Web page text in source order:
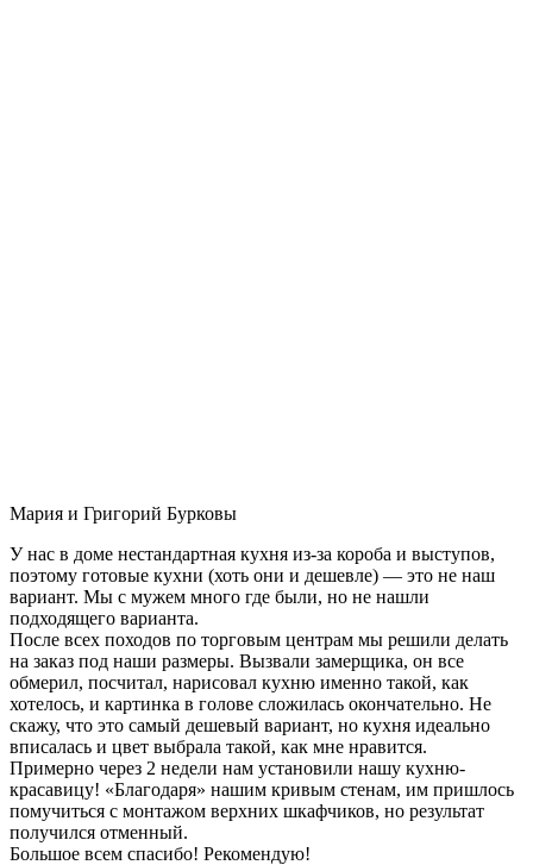
Мария и Григорий Бурковы
У нас в доме нестандартная кухня из-за короба и выступов,
поэтому готовые кухни (хоть они и дешевле) — это не наш
вариант. Мы с мужем много где были, но не нашли
подходящего варианта.
После всех походов по торговым центрам мы решили делать
на заказ под наши размеры. Вызвали замерщика, он все
обмерил, посчитал, нарисовал кухню именно такой, как
хотелось, и картинка в голове сложилась окончательно. Не
скажу, что это самый дешевый вариант, но кухня идеально
вписалась и цвет выбрала такой, как мне нравится.
Примерно через 2 недели нам установили нашу кухню-
красавицу! «Благодаря» нашим кривым стенам, им пришлось
помучиться с монтажом верхних шкафчиков, но результат
получился отменный.
Большое всем спасибо! Рекомендую!